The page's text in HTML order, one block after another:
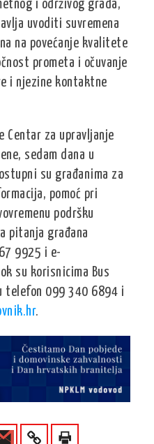
i održivog grada,
uvoditi suvremena
na povećanje kvalitete
prometa i očuvanje
i njezine kontaktne
Centar za upravljanje
sedam dana u
su građanima za
pomoć pri
podršku
pitanja građana
9925 i e-
su korisnicima Bus
telefon 099 340 6894 i
.